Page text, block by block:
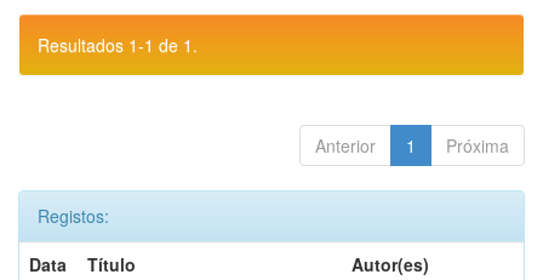
Resultados 1-1 de 1.
Anterior 1 Próxima
Registos:
Data
Título
Autor(es)